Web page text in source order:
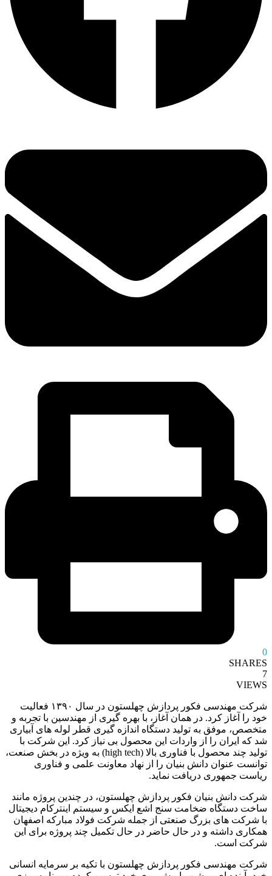
0
SHARES
7
VIEWS
شرکت مهندسی فکور پردازش چهلستون در سال ۱۳۹۰ فعالیت
خود را آغاز کرد. در همان آغاز، با بهره گیری از مهندسین با تجربه و
متخصص، موفق به تولید دستگاه اندازه گیری قطر لوله های آبیاری
شد که ایران را از واردات این محصول بی نیاز کرد. این شرکت با
تولید چند محصول با فناوری بالا (high tech) به ویژه در بخش صنعت،
توانست عنوان دانش بنیان را از نهاد معاونت علمی و فناوری
ریاست جمهوری دریافت نماید.
شرکت دانش بنیان فکور پردازش چهلستون، در چندین پروژه مانند
ساخت دستگاه ضخامت سنج اشع ایکس و سیستم اینترکام دیجیتال
با شرکت های بزرگ صنعتی از جمله شرکت فولاد مبارکه اصفهان
همکاری داشته و در حال حاضر در حال تکمیل چند پروژه برای این
شرکت است.
شرکت مهندسی فکور پردازش چهلستون با تکیه بر سرمایه انسانی